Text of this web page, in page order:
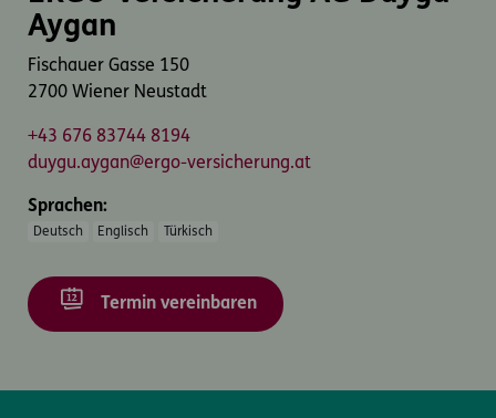
Aygan
Fischauer Gasse 150
2700 Wiener Neustadt
+43 676 83744 8194
duygu.aygan@ergo-versicherung.at
Sprachen:
Deutsch Englisch Türkisch
Termin vereinbaren